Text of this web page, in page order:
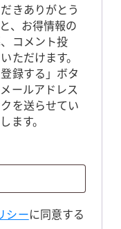
きありがとう
、お得情報の
コメント投
ただけます。
録する」ボタ
ールアドレス
を送らせてい
ます。
シーに同意する